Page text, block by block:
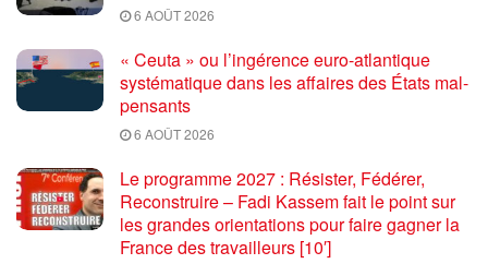
6 AOÛT 2026
« Ceuta » ou l’ingérence euro-atlantique
systématique dans les affaires des États mal-
pensants
6 AOÛT 2026
Le programme 2027 : Résister, Fédérer,
Reconstruire – Fadi Kassem fait le point sur
les grandes orientations pour faire gagner la
France des travailleurs [10′]